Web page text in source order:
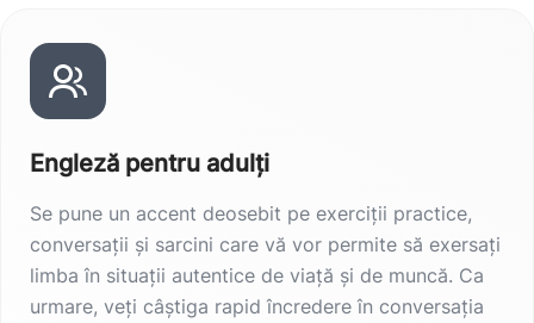
Engleză pentru adulți
Se pune un accent deosebit pe exerciții practice,
conversații și sarcini care vă vor permite să exersați
limba în situații autentice de viață și de muncă. Ca
urmare, veți câștiga rapid încredere în conversația